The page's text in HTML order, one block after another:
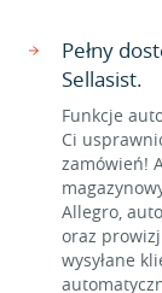
Pełny
Sellasist.
Funkcje
Ci
zamówień!
Allegro,
oraz
wysyłane